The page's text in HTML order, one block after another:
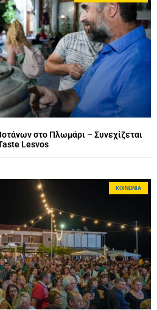
στο Πλωμάρι – Συνεχίζεται
Lesvos
ΚΟΙΝΩΝΊΑ